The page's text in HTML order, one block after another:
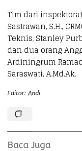
Tim dari
Sastrawan, S.H.,
Teknis, Stanley
dan dua orang
Ardiningrum
Saraswati, A.Md.Ak.
Editor: Andi
Baca Juga